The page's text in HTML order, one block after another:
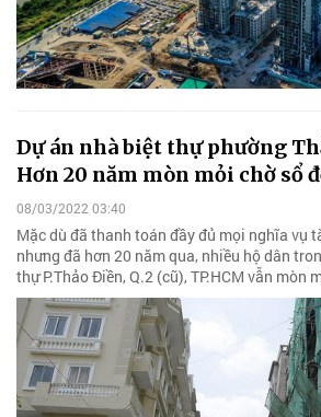
Dự án nhà biệt thự phường
Hơn 20 năm mòn mỏi chờ sổ
08/03/2022 03:40
Mặc dù đã thanh toán đầy đủ mọi nghĩa vụ
nhưng đã hơn 20 năm qua, nhiều hộ dân
thự P.Thảo Điền, Q.2 (cũ), TP.HCM vẫn mòn